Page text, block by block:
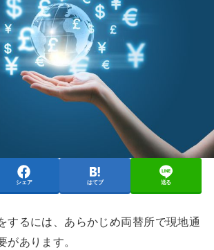
シェア はてブ 送る
するには、あらかじめ両替所で現地通
があります。